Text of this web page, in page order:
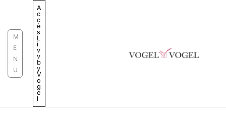
M
E
N
U
A
c
c
è
s
L
i
v
v
b
y
V
o
g
e
l